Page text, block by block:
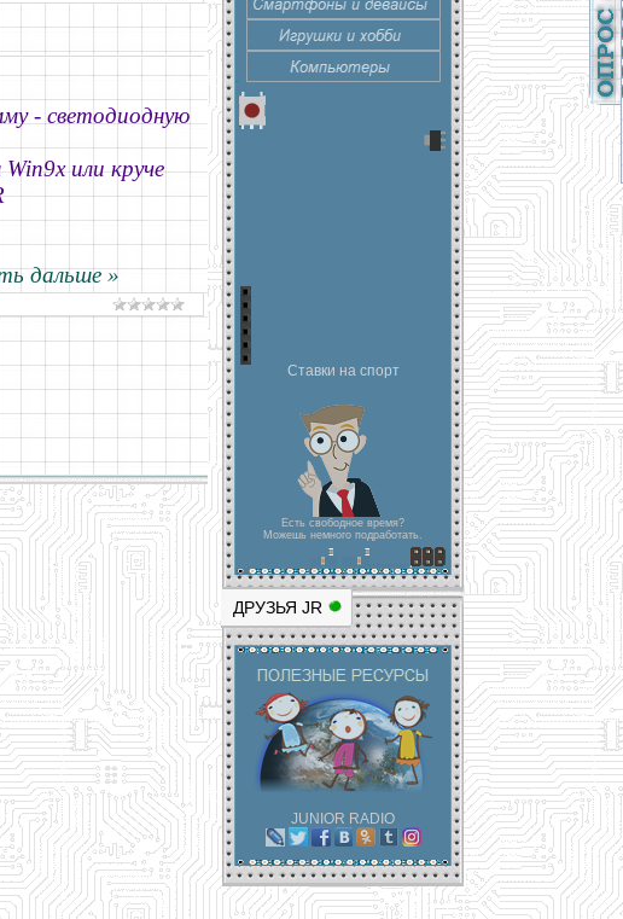
Ставки на спорт
Есть свободное время?
Можешь немного подработать.
ДРУЗЬЯ JR
JUNIOR RADIO
- светодиодную
или круче
дальше »